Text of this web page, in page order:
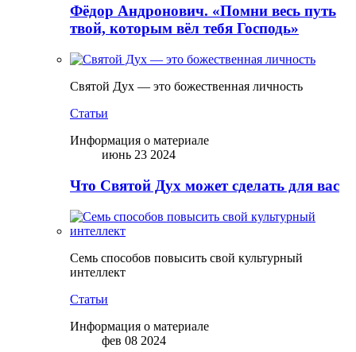
Фёдор Андронович. «Помни весь путь
твой, которым вёл тебя Господь»
Святой Дух — это божественная личность
Статьи
Информация о материале
июнь 23 2024
Что Святой Дух может сделать для вас
Семь способов повысить свой культурный
интеллект
Статьи
Информация о материале
фев 08 2024